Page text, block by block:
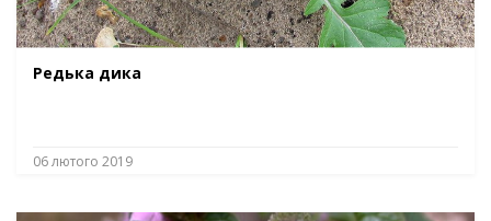
Редька дика
06 лютого 2019